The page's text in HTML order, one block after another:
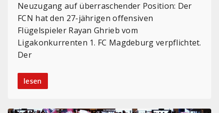
Neuzugang auf überraschender Position: Der
FCN hat den 27-jährigen offensiven
Flügelspieler Rayan Ghrieb vom
Ligakonkurrenten 1. FC Magdeburg verpflichtet.
Der
lesen